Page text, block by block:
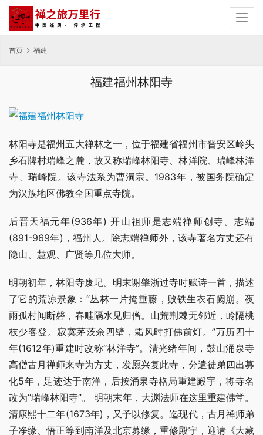
首页 福建
福建福州林阳寺
林阳寺是福州五大禅林之一，位于福建省福州市晋安区岭头
乡石牌村瑞峰之麓，故又称瑞峰林阳寺、林洋院、瑞峰林洋
寺、瑞峰院。该寺法系为曹洞宗。1983年，被国务院确定
为汉族地区佛教全国重点寺院。
后晋天福元年(936年) 开山祖师是志端禅师创寺。志端
(891-969年)，福州人。除志端禅师外，该寺著名方丈还有
隐山、慧观、广贤等几位大师。
明朝初年，林阳寺废圮。明末谢肇浙过寺时赋诗一首，描述
了它的荒凉景象：“丛林一片掩垂藤，败铁生衣石阙崩。夜
雨孤村闻断磬，春畦隔水见归僧。山荒荆棘无邻近，岭隔桃
枝少客登。寂寞茅茨余四壁，霜风时打佛前灯。”万历四十
年(1612年)重建时改称“林洋寺”。清光绪年间，鼓山涌泉寺
高僧古月禅师来寺为方丈，发愿兴复此寺，分遣徒弟四出募
化5年，足迹达于南洋，后按涌泉寺格局重建殿宇，将寺名
改为“瑞峰林阳寺”。 明朝末年，大渊法师在这里重建佛堂。
清康熙十二年(1673年)，又予以修复。迄现代，古月禅师弟
子净缘、悟正等到南洋及北京募缘，重修殿宇，迎请《大藏